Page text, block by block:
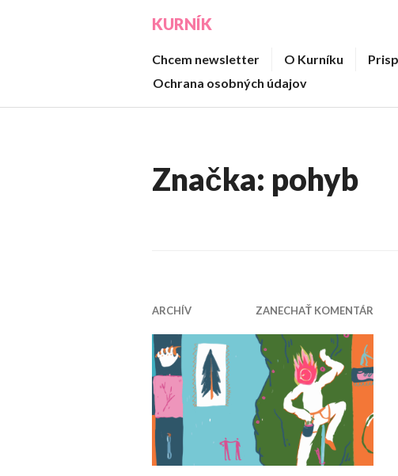
KURNÍK
Chcem newsletter O Kurníku
Ochrana osobných údajov
Značka: pohyb
ARCHÍV ZANECHAŤ KOMENTÁR